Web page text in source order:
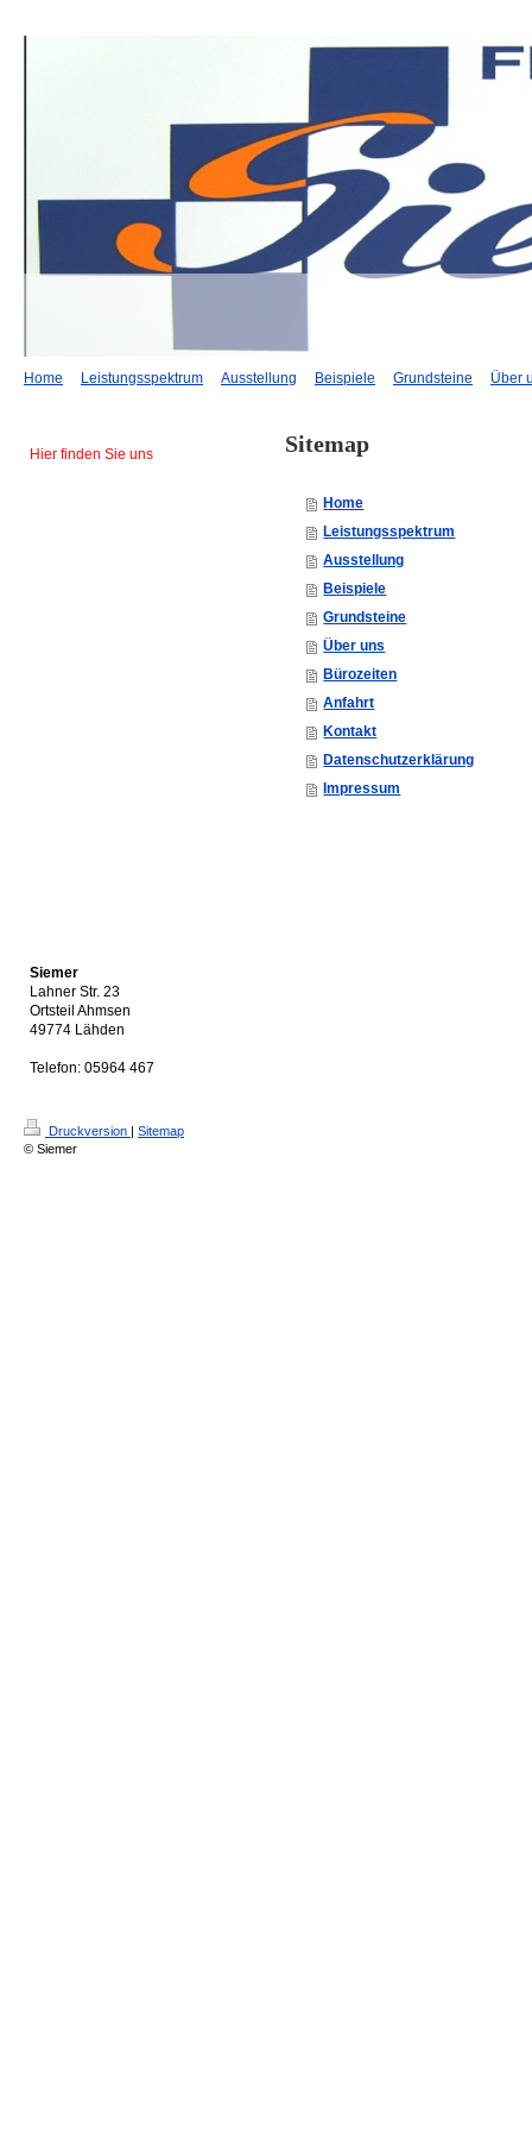
Home Leistungsspektrum Ausstellung Beispiele Grundsteine Über
Sitemap
Home
Leistungsspektrum
Ausstellung
Beispiele
Grundsteine
Über uns
Bürozeiten
Anfahrt
Kontakt
Datenschutzerklärung
Impressum
Hier finden Sie uns
Siemer
Lahner Str. 23
Ortsteil Ahmsen
49774 Lähden
Telefon: 05964 467
Druckversion | Sitemap
© Siemer